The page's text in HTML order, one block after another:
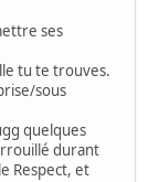
ses
tu te trouves.
sous
quelques
durant
Respect, et